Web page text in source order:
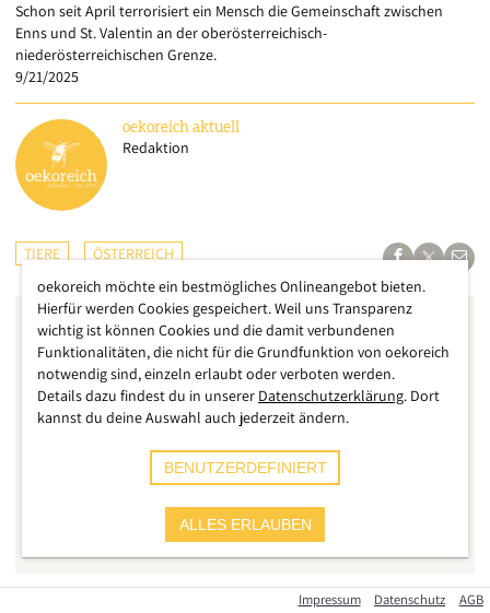
Schon seit April terrorisiert ein Mensch die Gemeinschaft zwischen
Enns und St. Valentin an der oberösterreichisch-
niederösterreichischen Grenze.
9/21/2025
oekoreich aktuell
Redaktion
TIERE ÖSTERREICH
Impressum Datenschutz AGB
oekoreich möchte ein bestmögliches Onlineangebot bieten.
Hierfür werden Cookies gespeichert. Weil uns Transparenz
wichtig ist können Cookies und die damit verbundenen
Funktionalitäten, die nicht für die Grundfunktion von oekoreich
notwendig sind, einzeln erlaubt oder verboten werden.
Details dazu findest du in unserer Datenschutzerklärung. Dort
kannst du deine Auswahl auch jederzeit ändern.
BENUTZERDEFINIERT
ALLES ERLAUBEN